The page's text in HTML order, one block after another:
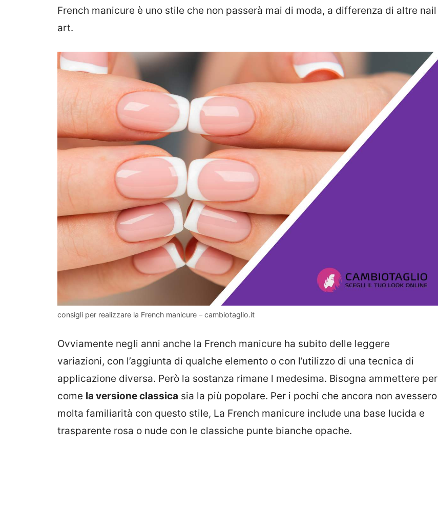
French manicure è uno stile che non passerà mai di moda, a differenza di altre nail
art.
consigli per realizzare la French manicure – cambiotaglio.it
Ovviamente negli anni anche la French manicure ha subito delle leggere
variazioni, con l’aggiunta di qualche elemento o con l’utilizzo di una tecnica di
applicazione diversa. Però la sostanza rimane l medesima. Bisogna ammettere per
come la versione classica sia la più popolare. Per i pochi che ancora non avessero
molta familiarità con questo stile, La French manicure include una base lucida e
trasparente rosa o nude con le classiche punte bianche opache.